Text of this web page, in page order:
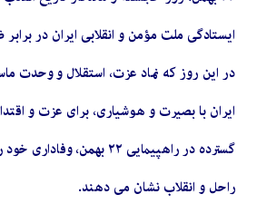
ایستادگی ملت مؤمن و انقلابی ایران در
در این روز که نماد عزت، استقلال و وحدت
ایران با بصیرت و هوشیاری، برای عزت و
گسترده در راهپیمایی ۲۲ بهمن،
راحل و انقلاب نشان می دهند.